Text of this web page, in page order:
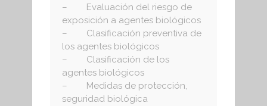
– Evaluación del riesgo de
exposición a agentes biológicos
– Clasificación preventiva de
los agentes biológicos
– Clasificación de los
agentes biológicos
– Medidas de protección,
seguridad biológica